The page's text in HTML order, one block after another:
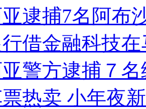
逮捕7名阿布
借金融科技
警方逮捕７
热卖 小年夜